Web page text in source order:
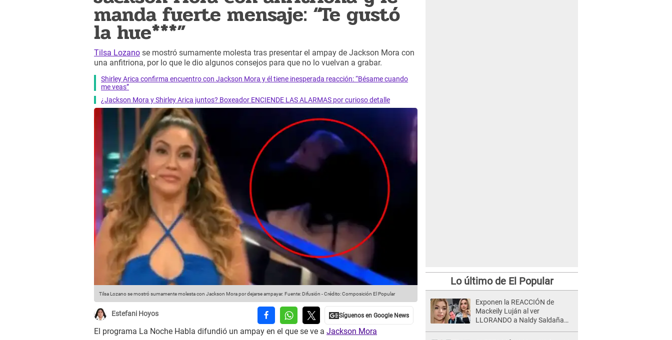
manda fuerte mensaje: “Te gustó
la hue***”
Tilsa Lozano se mostró sumamente molesta tras presentar el ampay de Jackson Mora con
una anfitriona, por lo que le dio algunos consejos para que no lo vuelvan a grabar.
Shirley Arica confirma encuentro con Jackson Mora y él tiene inesperada reacción: “Bésame cuando
me veas”
¿Jackson Mora y Shirley Arica juntos? Boxeador ENCIENDE LAS ALARMAS por curioso detalle
Tilsa Lozano se mostró sumamente molesta con Jackson Mora por dejarse ampayar. Fuente: Difusión -Crédito: Composición El Popular
Estefani Hoyos
El programa La Noche Habla difundió un ampay en el que se ve a Jackson Mora
Lo último de El Popular
Exponen la REACCIÓN de
Mackeily Luján al ver
LLORANDO a Naldy Saldaña
'La Bella Luz': Esto hizo